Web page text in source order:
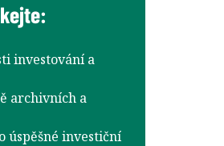
investování a
archivních a
investiční